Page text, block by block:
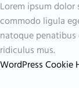
Lorem ipsum
commodo ligula
natoque
ridiculus mus.
WordPress Cookie